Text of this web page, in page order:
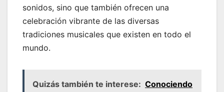
sonidos, sino que también ofrecen una
celebración vibrante de las diversas
tradiciones musicales que existen en todo el
mundo.
Quizás también te interese: Conociendo